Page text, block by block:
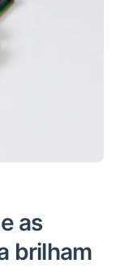
as
brilham